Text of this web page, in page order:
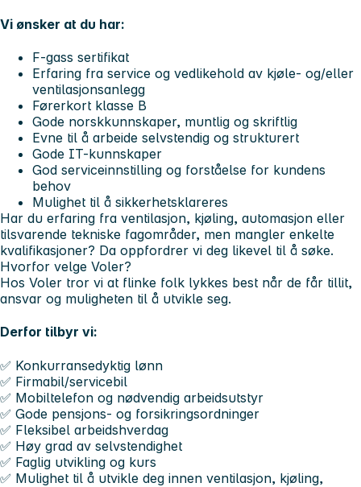
Vi ønsker at du har:
F-gass sertifikat
Erfaring fra service og vedlikehold av kjøle- og/eller
ventilasjonsanlegg
Førerkort klasse B
Gode norskkunnskaper, muntlig og skriftlig
Evne til å arbeide selvstendig og strukturert
Gode IT-kunnskaper
God serviceinnstilling og forståelse for kundens
behov
Mulighet til å sikkerhetsklareres
Har du erfaring fra ventilasjon, kjøling, automasjon eller
tilsvarende tekniske fagområder, men mangler enkelte
kvalifikasjoner? Da oppfordrer vi deg likevel til å søke.
Hvorfor velge Voler?
Hos Voler tror vi at flinke folk lykkes best når de får tillit,
ansvar og muligheten til å utvikle seg.
Derfor tilbyr vi:
✅ Konkurransedyktig lønn
✅ Firmabil/servicebil
✅ Mobiltelefon og nødvendig arbeidsutstyr
✅ Gode pensjons- og forsikringsordninger
✅ Fleksibel arbeidshverdag
✅ Høy grad av selvstendighet
✅ Faglig utvikling og kurs
✅ Mulighet til å utvikle deg innen ventilasjon, kjøling,